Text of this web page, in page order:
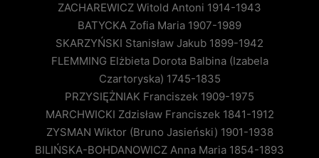
ZACHAREWICZ Witold Antoni 1914-1943
BATYCKA Zofia Maria 1907-1989
SKARZYŃSKI Stanisław Jakub 1899-1942
FLEMMING Elżbieta Dorota Balbina (Izabela
Czartoryska) 1745-1835
PRZYSIĘŻNIAK Franciszek 1909-1975
MARCHWICKI Zdzisław Franciszek 1841-1912
ZYSMAN Wiktor (Bruno Jasieński) 1901-1938
BILIŃSKA-BOHDANOWICZ Anna Maria 1854-1893